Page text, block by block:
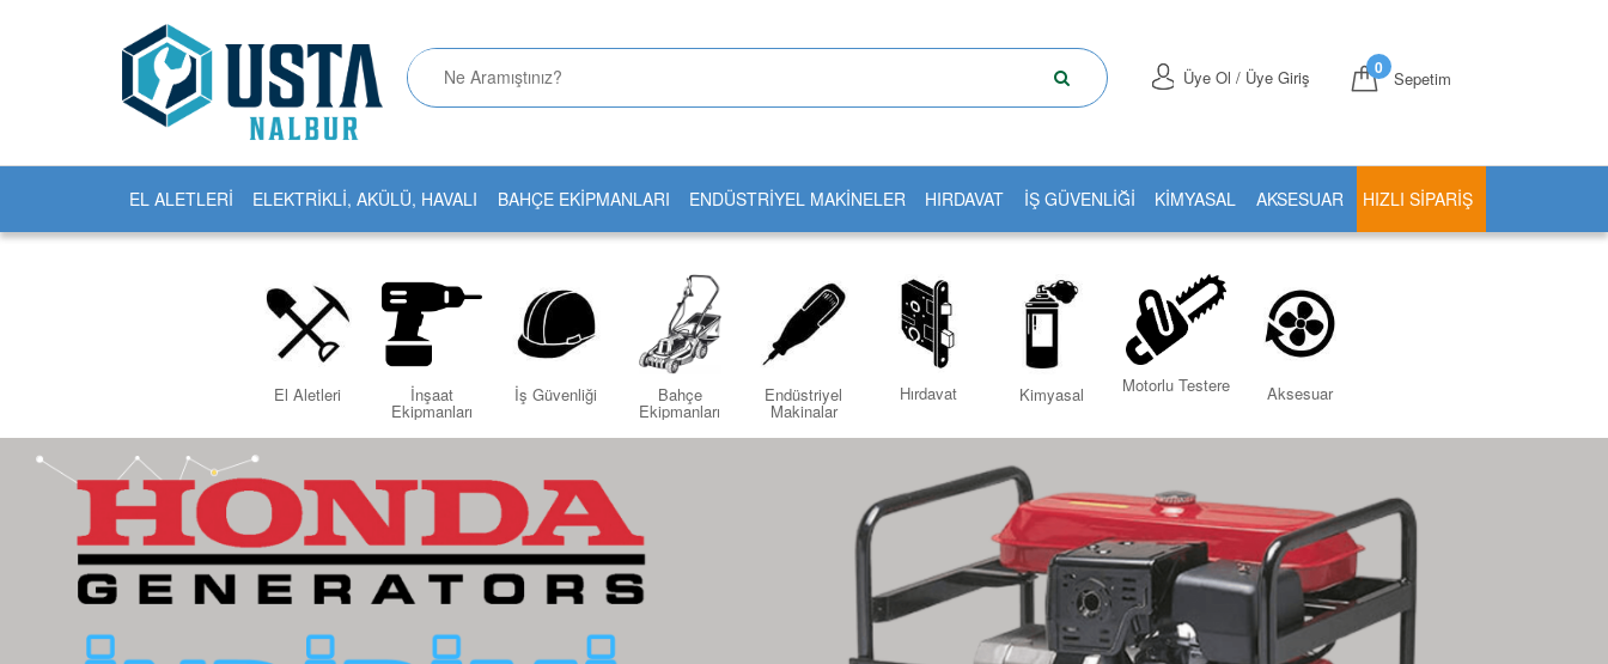
Sepetim
0
Üye Ol / Üye Giriş
EL ALETLERİ ELEKTRİKLİ, AKÜLÜ, HAVALI BAHÇE EKİPMANLARI ENDÜSTRİYEL MAKİNELER HIRDAVAT İŞ GÜVENLİĞİ KİMYASAL AKSESUAR HIZLI SIPARIŞ
El Aletleri İnşaat
Ekipmanları
İş Güvenliği Bahçe
Ekipmanları
Endüstriyel
Makinalar
Hırdavat Kimyasal Motorlu Testere Aksesuar